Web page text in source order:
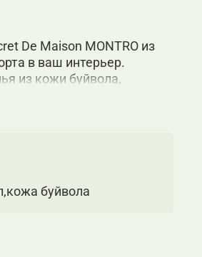
De Maison MONTRO из
в ваш интерьер.
из кожи буйвола,
стильно и оригинально.
свободно
на долгие годы
прекрасно сочетается с
в собранном виде.
буйвола